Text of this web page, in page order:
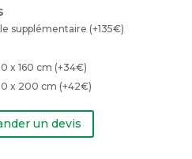
supplémentaire (+135€)
x 160 cm (+34€)
x 200 cm (+42€)
un devis